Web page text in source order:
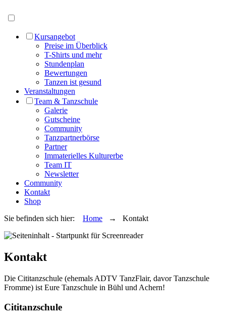
Kursangebot
Preise im Überblick
T-Shirts und mehr
Stundenplan
Bewertungen
Tanzen ist gesund
Veranstaltungen
Team & Tanzschule
Galerie
Gutscheine
Community
Tanzpartnerbörse
Partner
Immaterielles Kulturerbe
Team IT
Newsletter
Community
Kontakt
Shop
Sie befinden sich hier: Home → Kontakt
Kontakt
Die Cititanzschule (ehemals ADTV TanzFlair, davor Tanzschule
Fromme) ist Eure Tanzschule in Bühl und Achern!
Cititanzschule